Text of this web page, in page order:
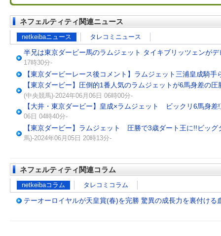
ネフェルティティ関連ニュース
netkeibaニュース タレコミニュース
半兄は東京ダービー馬のラムジェット タイキブリッツェンが
17時30分-
【東京ダービーレース後コメント】ラムジェット三浦皇成騎手
【東京ダービー】圧倒的1番人気のラムジェットが6馬身差の
(中央競馬)-2024年06月06日 06時00分-
【大井・東京ダービー】皇成×ラムジェット ビックリ6馬身差
06日 04時40分-
【東京ダービー】ラムジェット 圧勝で3歳ダート王に!!ビッ
馬)-2024年06月05日 20時13分-
ネフェルティティ関連コラム
netkeibaコラム タレコミコラム
テーオーロイヤルが天皇賞(春)を完勝 驚異の成長力を裏付ける